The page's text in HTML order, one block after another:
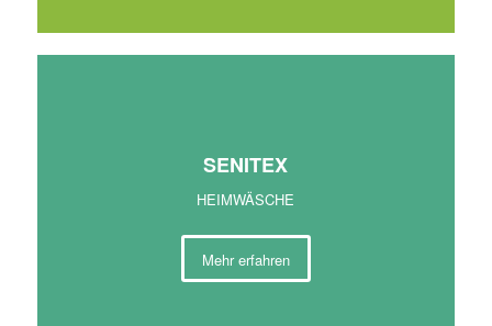
SENITEX
HEIMWÄSCHE
Mehr erfahren